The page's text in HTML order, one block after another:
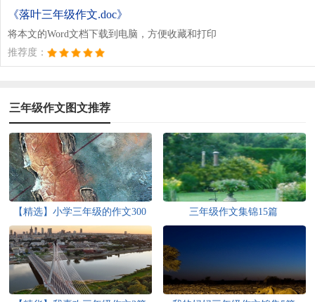
《落叶三年级作文.doc》
将本文的Word文档下载到电脑，方便收藏和打印
推荐度：
三年级作文图文推荐
【精选】小学三年级的作文300
字三篇
三年级作文集锦15篇